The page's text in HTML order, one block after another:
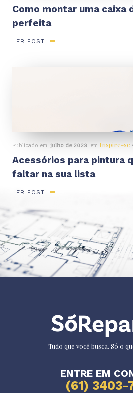
Como montar uma caixa
perfeita
LER POST
Publicado em julho de 2023 em Inspire-se
Acessórios para pintura
faltar na sua lista
LER POST
Tudo que você busca. Só o
ENTRE EM
(61) 3403-